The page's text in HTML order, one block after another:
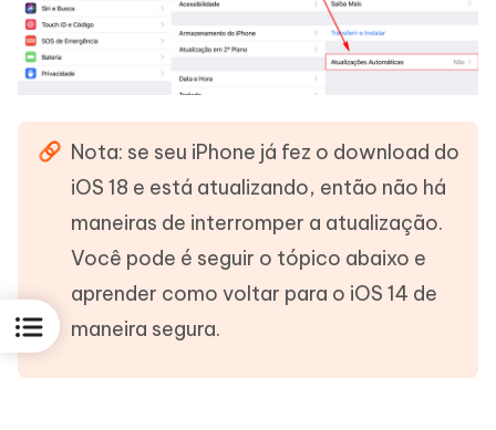
Nota: se seu iPhone já fez o download do
iOS 18 e está atualizando, então não há
maneiras de interromper a atualização.
Você pode é seguir o tópico abaixo e
aprender como voltar para o iOS 14 de
maneira segura.